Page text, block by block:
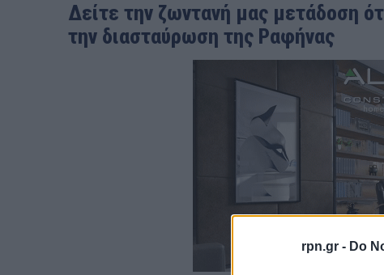
rpn.gr - Do
Δείτε την ζωντανή μας μετάδοση
την διασταύρωση της Ραφήνας